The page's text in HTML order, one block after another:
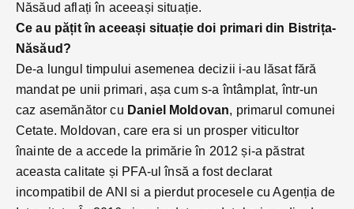
Năsăud aflați în aceeași situație.
Ce au pățit în aceeași situație doi primari din Bistrița-
Năsăud?
De-a lungul timpului asemenea decizii i-au lăsat fără
mandat pe unii primari, așa cum s-a întâmplat, într-un
caz asemănător cu Daniel Moldovan, primarul comunei
Cetate. Moldovan, care era si un prosper viticultor
înainte de a accede la primărie în 2012 și-a păstrat
aceasta calitate și PFA-ul însă a fost declarat
incompatibil de ANI si a pierdut procesele cu Agenția de